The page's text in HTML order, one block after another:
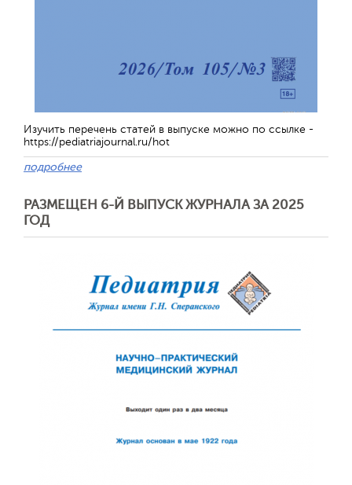
Изучить перечень статей в выпуске можно по ссылке -
https://pediatriajournal.ru/hot
подробнее
РАЗМЕЩЕН 6-Й ВЫПУСК ЖУРНАЛА ЗА 2025
ГОД
Обратная